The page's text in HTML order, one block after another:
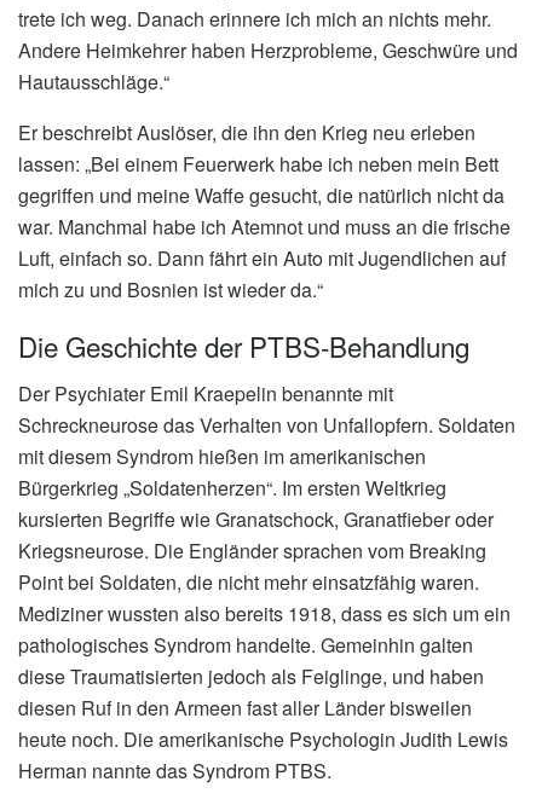
trete ich weg. Danach erinnere ich mich an nichts mehr.
Andere Heimkehrer haben Herzprobleme, Geschwüre und
Hautausschläge.“
Er beschreibt Auslöser, die ihn den Krieg neu erleben
lassen: „Bei einem Feuerwerk habe ich neben mein Bett
gegriffen und meine Waffe gesucht, die natürlich nicht da
war. Manchmal habe ich Atemnot und muss an die frische
Luft, einfach so. Dann fährt ein Auto mit Jugendlichen auf
mich zu und Bosnien ist wieder da.“
Die Geschichte der PTBS-Behandlung
Der Psychiater Emil Kraepelin benannte mit
Schreckneurose das Verhalten von Unfallopfern. Soldaten
mit diesem Syndrom hießen im amerikanischen
Bürgerkrieg „Soldatenherzen“. Im ersten Weltkrieg
kursierten Begriffe wie Granatschock, Granatfieber oder
Kriegsneurose. Die Engländer sprachen vom Breaking
Point bei Soldaten, die nicht mehr einsatzfähig waren.
Mediziner wussten also bereits 1918, dass es sich um ein
pathologisches Syndrom handelte. Gemeinhin galten
diese Traumatisierten jedoch als Feiglinge, und haben
diesen Ruf in den Armeen fast aller Länder bisweilen
heute noch. Die amerikanische Psychologin Judith Lewis
Herman nannte das Syndrom PTBS.